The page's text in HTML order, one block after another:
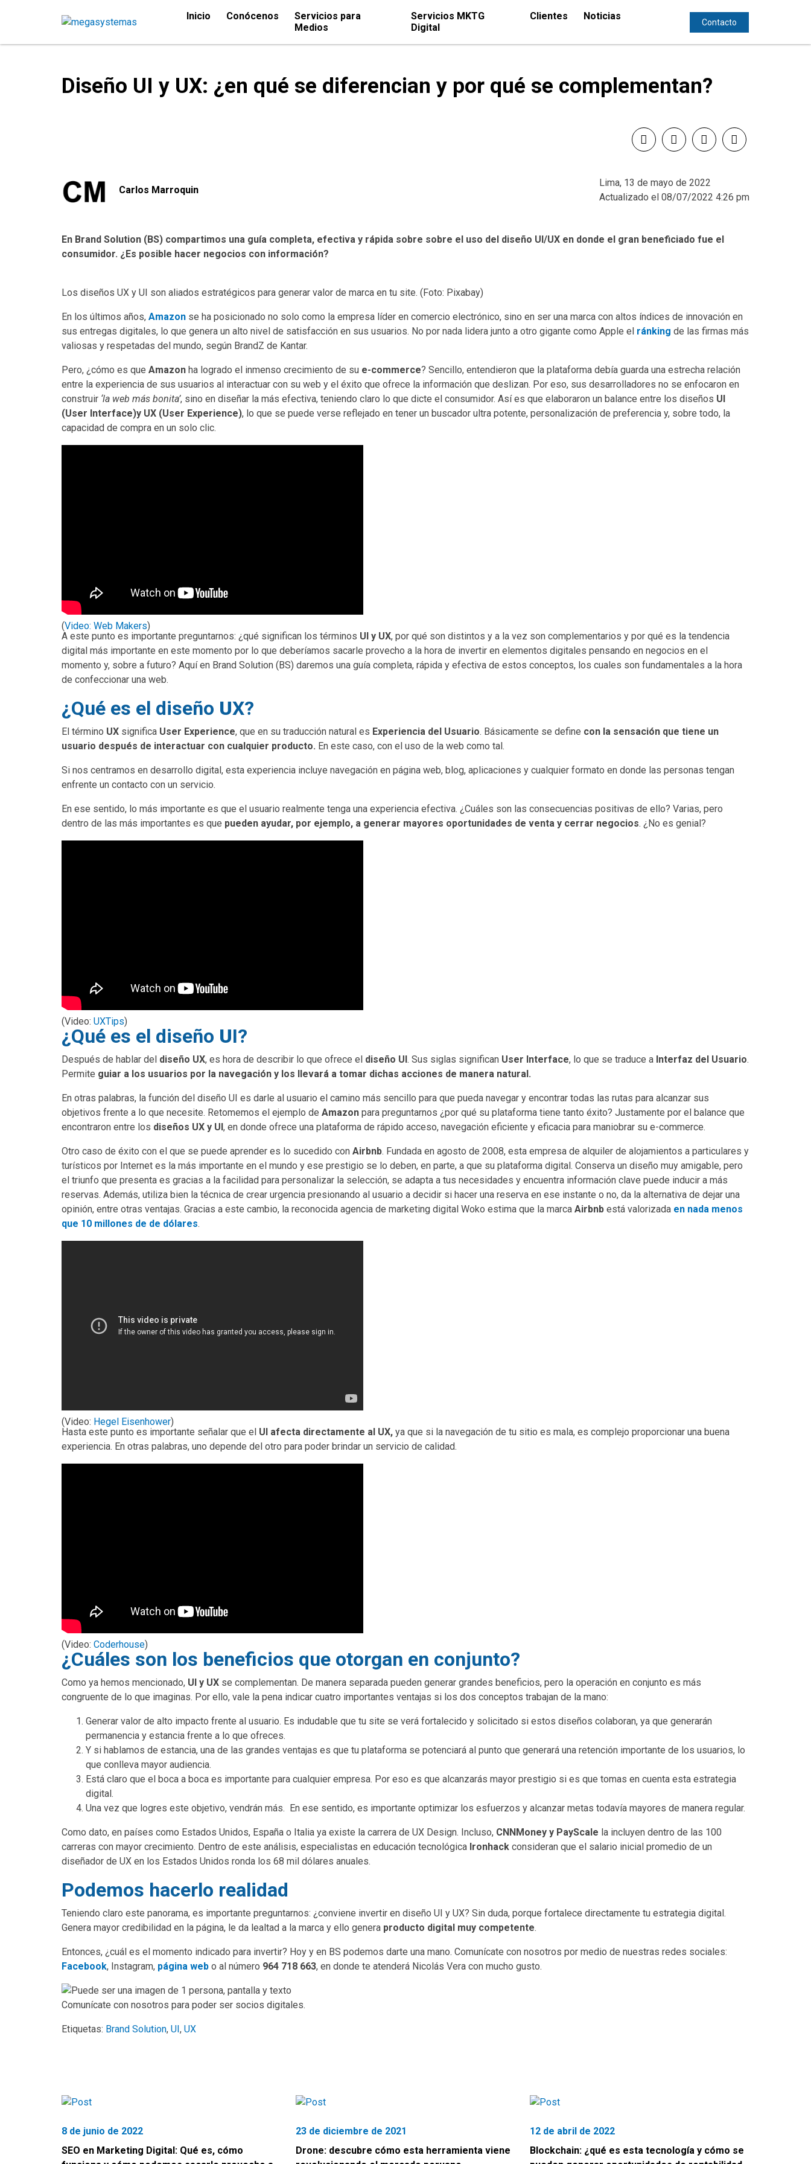
Inicio Conócenos
Servicios para
Medios
Servicios MKTG
Digital
Clientes Noticias
Contacto
Diseño UI y UX: ¿en qué se diferencian y por qué se complementan?
Carlos Marroquin
Lima, 13 de mayo de 2022
Actualizado el 08/07/2022 4:26 pm
En Brand Solution (BS) compartimos una guía completa, efectiva y rápida sobre sobre el uso del diseño UI/UX en donde el gran beneficiado fue el
consumidor. ¿Es posible hacer negocios con información?
Los diseños UX y UI son aliados estratégicos para generar valor de marca en tu site. (Foto: Pixabay)
En los últimos años, Amazon se ha posicionado no solo como la empresa líder en comercio electrónico, sino en ser una marca con altos índices de innovación en
sus entregas digitales, lo que genera un alto nivel de satisfacción en sus usuarios. No por nada lidera junto a otro gigante como Apple el ránking de las firmas más
valiosas y respetadas del mundo, según BrandZ de Kantar.
Pero, ¿cómo es que Amazon ha logrado el inmenso crecimiento de su e-commerce? Sencillo, entendieron que la plataforma debía guarda una estrecha relación
entre la experiencia de sus usuarios al interactuar con su web y el éxito que ofrece la información que deslizan. Por eso, sus desarrolladores no se enfocaron en
construir ‘la web más bonita’, sino en diseñar la más efectiva, teniendo claro lo que dicte el consumidor. Así es que elaboraron un balance entre los diseños UI
(User Interface)y UX (User Experience), lo que se puede verse reflejado en tener un buscador ultra potente, personalización de preferencia y, sobre todo, la
capacidad de compra en un solo clic.
(Video: Web Makers)
A este punto es importante preguntarnos: ¿qué significan los términos UI y UX, por qué son distintos y a la vez son complementarios y por qué es la tendencia
digital más importante en este momento por lo que deberíamos sacarle provecho a la hora de invertir en elementos digitales pensando en negocios en el
momento y, sobre a futuro? Aquí en Brand Solution (BS) daremos una guía completa, rápida y efectiva de estos conceptos, los cuales son fundamentales a la hora
de confeccionar una web.
¿Qué es el diseño UX?
El término UX significa User Experience, que en su traducción natural es Experiencia del Usuario. Básicamente se define con la sensación que tiene un
usuario después de interactuar con cualquier producto. En este caso, con el uso de la web como tal.
Si nos centramos en desarrollo digital, esta experiencia incluye navegación en página web, blog, aplicaciones y cualquier formato en donde las personas tengan
enfrente un contacto con un servicio.
En ese sentido, lo más importante es que el usuario realmente tenga una experiencia efectiva. ¿Cuáles son las consecuencias positivas de ello? Varias, pero
dentro de las más importantes es que pueden ayudar, por ejemplo, a generar mayores oportunidades de venta y cerrar negocios. ¿No es genial?
(Video: UXTips)
¿Qué es el diseño UI?
Después de hablar del diseño UX, es hora de describir lo que ofrece el diseño UI. Sus siglas significan User Interface, lo que se traduce a Interfaz del Usuario.
Permite guiar a los usuarios por la navegación y los llevará a tomar dichas acciones de manera natural.
En otras palabras, la función del diseño UI es darle al usuario el camino más sencillo para que pueda navegar y encontrar todas las rutas para alcanzar sus
objetivos frente a lo que necesite. Retomemos el ejemplo de Amazon para preguntarnos ¿por qué su plataforma tiene tanto éxito? Justamente por el balance que
encontraron entre los diseños UX y UI, en donde ofrece una plataforma de rápido acceso, navegación eficiente y eficacia para maniobrar su e-commerce.
Otro caso de éxito con el que se puede aprender es lo sucedido con Airbnb. Fundada en agosto de 2008, esta empresa de alquiler de alojamientos a particulares y
turísticos por Internet es la más importante en el mundo y ese prestigio se lo deben, en parte, a que su plataforma digital. Conserva un diseño muy amigable, pero
el triunfo que presenta es gracias a la facilidad para personalizar la selección, se adapta a tus necesidades y encuentra información clave puede inducir a más
reservas. Además, utiliza bien la técnica de crear urgencia presionando al usuario a decidir si hacer una reserva en ese instante o no, da la alternativa de dejar una
opinión, entre otras ventajas. Gracias a este cambio, la reconocida agencia de marketing digital Woko estima que la marca Airbnb está valorizada en nada menos
que 10 millones de de dólares.
(Video: Hegel Eisenhower)
Hasta este punto es importante señalar que el UI afecta directamente al UX, ya que si la navegación de tu sitio es mala, es complejo proporcionar una buena
experiencia. En otras palabras, uno depende del otro para poder brindar un servicio de calidad.
(Video: Coderhouse)
¿Cuáles son los beneficios que otorgan en conjunto?
Como ya hemos mencionado, UI y UX se complementan. De manera separada pueden generar grandes beneficios, pero la operación en conjunto es más
congruente de lo que imaginas. Por ello, vale la pena indicar cuatro importantes ventajas si los dos conceptos trabajan de la mano:
Generar valor de alto impacto frente al usuario. Es indudable que tu site se verá fortalecido y solicitado si estos diseños colaboran, ya que generarán
permanencia y estancia frente a lo que ofreces.
Y si hablamos de estancia, una de las grandes ventajas es que tu plataforma se potenciará al punto que generará una retención importante de los usuarios, lo
que conlleva mayor audiencia.
Está claro que el boca a boca es importante para cualquier empresa. Por eso es que alcanzarás mayor prestigio si es que tomas en cuenta esta estrategia
digital.
Una vez que logres este objetivo, vendrán más. En ese sentido, es importante optimizar los esfuerzos y alcanzar metas todavía mayores de manera regular.
Como dato, en países como Estados Unidos, España o Italia ya existe la carrera de UX Design. Incluso, CNNMoney y PayScale la incluyen dentro de las 100
carreras con mayor crecimiento. Dentro de este análisis, especialistas en educación tecnológica Ironhack consideran que el salario inicial promedio de un
diseñador de UX en los Estados Unidos ronda los 68 mil dólares anuales.
Podemos hacerlo realidad
Teniendo claro este panorama, es importante preguntarnos: ¿conviene invertir en diseño UI y UX? Sin duda, porque fortalece directamente tu estrategia digital.
Genera mayor credibilidad en la página, le da lealtad a la marca y ello genera producto digital muy competente.
Entonces, ¿cuál es el momento indicado para invertir? Hoy y en BS podemos darte una mano. Comunícate con nosotros por medio de nuestras redes sociales:
Facebook, Instagram, página web o al número 964 718 663, en donde te atenderá Nicolás Vera con mucho gusto.
Comunícate con nosotros para poder ser socios digitales.
Etiquetas: Brand Solution, UI, UX
8 de junio de 2022
SEO en Marketing Digital: Qué es, cómo
23 de diciembre de 2021
Drone: descubre cómo esta herramienta viene
12 de abril de 2022
Blockchain: ¿qué es esta tecnología y cómo se